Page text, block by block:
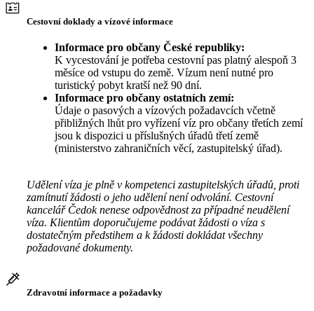
Cestovní doklady a vízové informace
Informace pro občany České republiky:
K vycestování je potřeba cestovní pas platný alespoň 3
měsíce od vstupu do země. Vízum není nutné pro
turistický pobyt kratší než 90 dní.
Informace pro občany ostatních zemí:
Údaje o pasových a vízových požadavcích včetně
přibližných lhůt pro vyřízení víz pro občany třetích zemí
jsou k dispozici u příslušných úřadů třetí země
(ministerstvo zahraničních věcí, zastupitelský úřad).
Udělení víza je plně v kompetenci zastupitelských úřadů, proti
zamítnutí žádosti o jeho udělení není odvolání. Cestovní
kancelář Čedok nenese odpovědnost za případné neudělení
víza. Klientům doporučujeme podávat žádosti o víza s
dostatečným předstihem a k žádosti dokládat všechny
požadované dokumenty.
Zdravotní informace a požadavky